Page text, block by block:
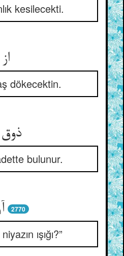
kesilecekti.
dökecektin.
bulunur.
2770
ışığı?”